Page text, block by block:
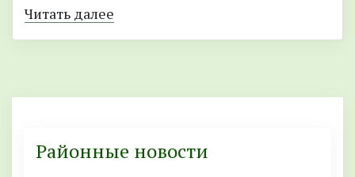
Читать далее
Районные новости